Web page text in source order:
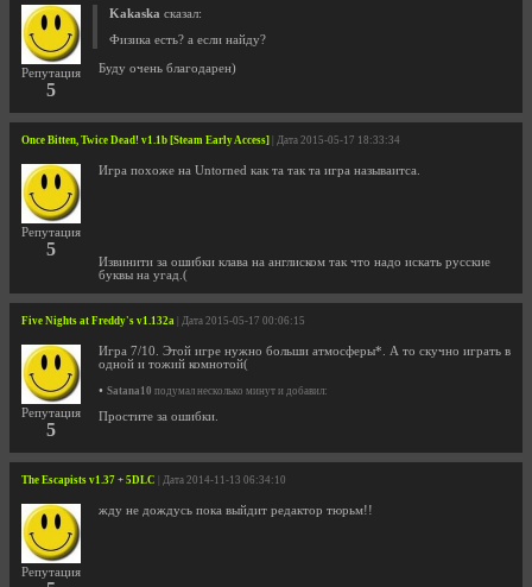
Репутация
5
Kakaska сказал:
Физика есть? а если найду?
Буду очень благодарен)
Once Bitten, Twice Dead! v1.1b [Steam Early Access] | Дата 2015-05-17 18:33:34
Репутация
5
Игра похоже на Untorned как та так та игра называитса.
Извинити за ошибки клава на англиском так что надо искать русские
буквы на угад.(
Five Nights at Freddy's v1.132a | Дата 2015-05-17 00:06:15
Репутация
5
Игра 7/10. Этой игре нужно больши атмосферы*. А то скучно играть в
одной и тожий комнотой(
• Satana10 подумал несколько минут и добавил:
Простите за ошибки.
The Escapists v1.37 + 5DLC | Дата 2014-11-13 06:34:10
Репутация
жду не дождусь пока выйдит редактор тюрьм!!